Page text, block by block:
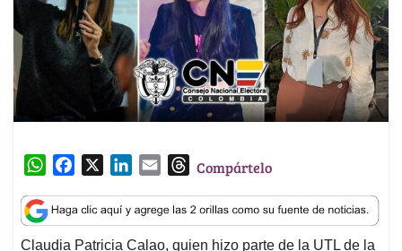
W
a
t
c
e
n
k
a
i
T
r
e
Compártelo
Claudia Patricia Calao, quien hizo parte de la UTL de la